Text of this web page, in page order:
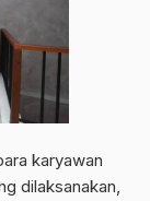
karyawan
dilaksanakan,